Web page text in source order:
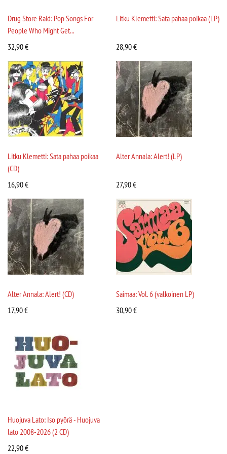
Drug Store Raid: Pop Songs For
People Who Might Get...
32,90€
Litku Klemetti: Sata pahaa poikaa (LP)
28,90€
Litku Klemetti: Sata pahaa poikaa
(CD)
16,90€
Alter Annala: Alert! (LP)
27,90€
Alter Annala: Alert! (CD)
17,90€
Saimaa: Vol. 6 (valkoinen LP)
30,90€
Huojuva Lato: Iso pyörä - Huojuva
lato 2008-2026 (2 CD)
22,90€